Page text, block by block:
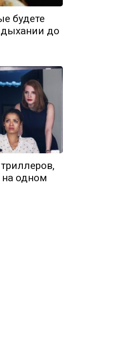
будете
до
на одном